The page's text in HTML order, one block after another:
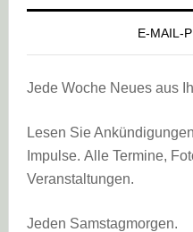
E-MAIL-
Jede Woche Neues aus
Lesen Sie
Impulse. Alle Termine,
Veranstaltungen.
Jeden Samstagmorgen.